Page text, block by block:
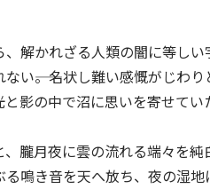
解かれざる人類の闇に等しい
い――。名状し難い感慨がじわ
影の中で沼に思いを寄せてい
朧月夜に雲の流れる端々を純
鳴き音を天へ放ち、夜の湿